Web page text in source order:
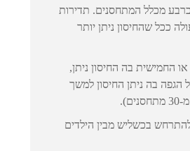
מכלל המתחסנים. תדירות
ככל שהחיסון ניתן יותר
החמישית בה החיסון ניתן,
הגפה בה ניתן החיסון למשך
בכשליש מבין הילדים